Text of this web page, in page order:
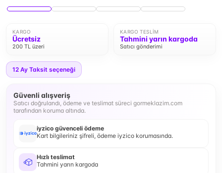
KARGO
Ücretsiz
200 TL üzeri
KARGO TESLIM
Tahmini yarın kargoda
Satıcı gönderimi
12 Ay Taksit seçeneği
Güvenli alışveriş
Satıcı doğrulandı, ödeme ve teslimat süreci gormeklazim.com
tarafından koruma altında.
iyzico güvenceli ödeme
Kart bilgileriniz şifreli, ödeme iyzico korumasında.
Hızlı teslimat
Tahmini yarın kargoda